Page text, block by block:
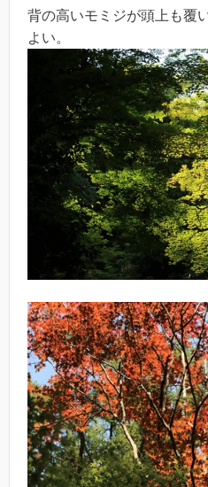
背の高いモミジが頭上も覆
よい。